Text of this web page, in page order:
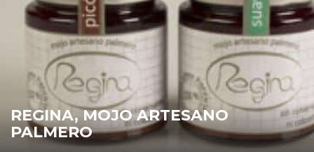
REGINA, MOJO ARTESANO
PALMERO